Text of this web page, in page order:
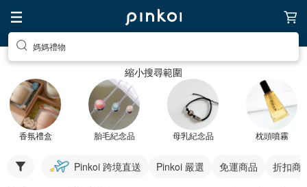
媽媽禮物
縮小搜尋範圍
香氛禮盒 胎毛紀念品 母乳紀念品 枕頭噴霧
Pinkoi 跨境直送 Pinkoi 嚴選 免運商品 折扣商